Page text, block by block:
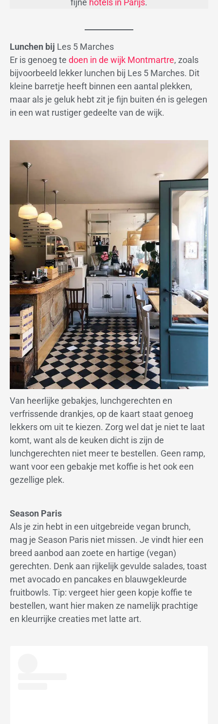
fijne hotels in Parijs.
Lunchen bij Les 5 Marches
Er is genoeg te doen in de wijk Montmartre, zoals
bijvoorbeeld lekker lunchen bij Les 5 Marches. Dit
kleine barretje heeft binnen een aantal plekken,
maar als je geluk hebt zit je fijn buiten én is gelegen
in een wat rustiger gedeelte van de wijk.
Van heerlijke gebakjes, lunchgerechten en
verfrissende drankjes, op de kaart staat genoeg
lekkers om uit te kiezen. Zorg wel dat je niet te laat
komt, want als de keuken dicht is zijn de
lunchgerechten niet meer te bestellen. Geen ramp,
want voor een gebakje met koffie is het ook een
gezellige plek.
Season Paris
Als je zin hebt in een uitgebreide vegan brunch,
mag je Season Paris niet missen. Je vindt hier een
breed aanbod aan zoete en hartige (vegan)
gerechten. Denk aan rijkelijk gevulde salades, toast
met avocado en pancakes en blauwgekleurde
fruitbowls. Tip: vergeet hier geen kopje koffie te
bestellen, want hier maken ze namelijk prachtige
en kleurrijke creaties met latte art.